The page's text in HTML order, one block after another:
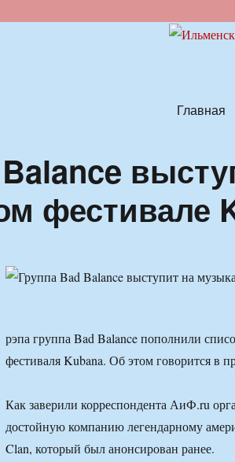
Главная
фестивале
рэпа группа Bad Balance пополнили
фестиваля Kubana. Об этом говорится в
Как заверили корреспондента АиФ.ru
достойную компанию легендарному
Clan, который был анонсирован ранее.